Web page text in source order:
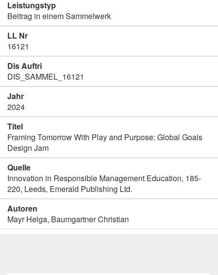
Leistungstyp
Beitrag in einem Sammelwerk
LL Nr
16121
Dis Auftri
DIS_SAMMEL_16121
Jahr
2024
Titel
Framing Tomorrow With Play and Purpose: Global Goals
Design Jam
Quelle
Innovation in Responsible Management Education, 185-
220, Leeds, Emerald Publishing Ltd.
Autoren
Mayr Helga, Baumgartner Christian